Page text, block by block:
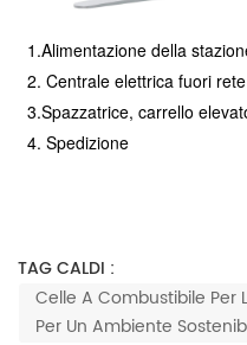
1.Alimentazione della
2. Centrale elettrica fuori rete
3.Spazzatrice, carrello
4. Spedizione
TAG CALDI :
Celle A Combustibile Per
Per Un Ambiente